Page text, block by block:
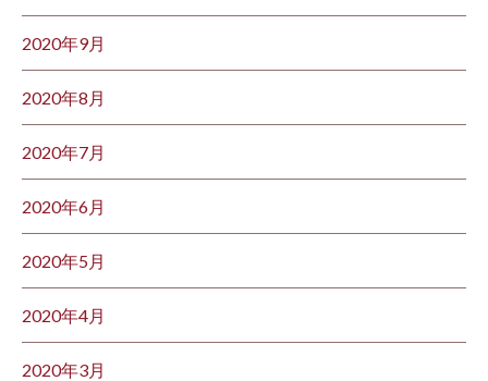
2020年9月
2020年8月
2020年7月
2020年6月
2020年5月
2020年4月
2020年3月